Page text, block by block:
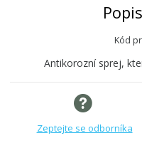
Kód
Antikorozní sprej,
Zeptejte se odborníka